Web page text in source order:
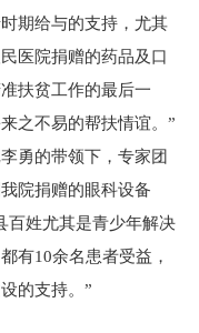
期给与的支持，尤其
医院捐赠的药品及口
扶贫工作的最后一
之不易的帮扶情谊。”
勇的带领下，专家团
院捐赠的眼科设备
百姓尤其是青少年解决
有10余名患者受益，
的支持。”